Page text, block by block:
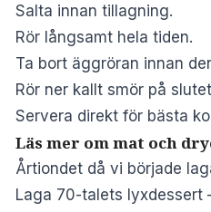
Salta innan tillagning.
Rör långsamt hela tiden.
Ta bort äggröran innan
Rör ner kallt smör på
Servera direkt för bästa
Läs mer om mat och
Årtiondet då vi började
Laga 70-talets lyxdessert